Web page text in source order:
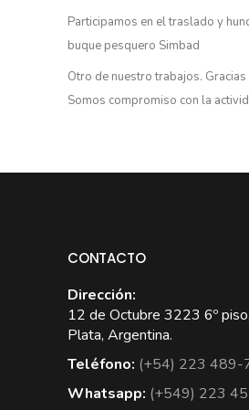
Participamos en el traslado y
buque pesquero Simbad
Otro de nuestro trabajos.
Somos compromiso con la
CONTACTO
Dirección:
12 de Octubre 3223 6º
Plata, Argentina.
Teléfono: (+54) 223 489-
Whatsapp: (+549) 223